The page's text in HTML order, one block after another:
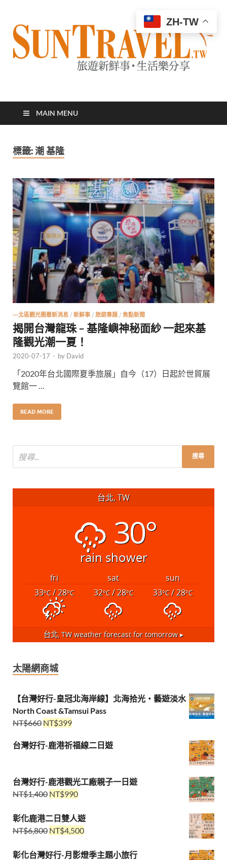
太陽網
MAIN MENU
標籤:潮 基隆
—北區觀光圈最新消息 / 新鮮事 / 旅遊專題 / 焦點新聞
揭開台灣龍珠 – 基隆嶼神秘面紗 一起來基
隆觀光潮一夏！
2020-07-17 - by David
「2020年台北國際夏季旅展」自今（17）日起於世貿展
覽館一 …
READ MORE
台北, TW
30°
rain shower
fri sat
sun
33°C/ 28°C 32°C/ 28°C 33°C/ 28°C
台北, TWweather forecast for tomorrow ▸
太陽網商城
【台灣好行-皇冠北海岸線】北海拾光・藝遊淡水
North Coast &Tamsui Pass
NT$660 NT$399
台灣好行-鹿港祈福線二日遊
台灣好行-鹿港觀光工廠親子一日遊
NT$1,400 NT$990
彰化鹿港二日雙人遊
NT$6,800 NT$4,500
彰化台灣好行-月影燈季主題小旅行
ZH-TW